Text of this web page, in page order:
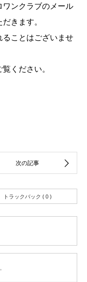
ンクラブのメール
きます。
ことはございませ
覧ください。
トラックバック ( 0 )